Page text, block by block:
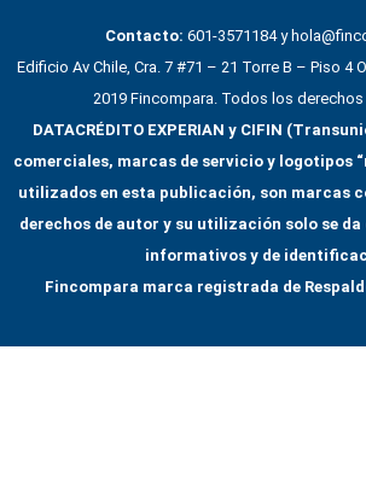
Contacto: 601-3571184 y
Edificio Av Chile, Cra. 7 #71 – 21 Torre B – Piso 4
2019 Fincompara. Todos los
DATACRÉDITO EXPERIAN y CIFIN
comerciales, marcas de servicio y logotipos
utilizados en esta publicación, son marcas
derechos de autor y su utilización solo se
informativos y de
Fincompara marca registrada de